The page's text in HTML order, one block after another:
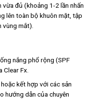
vừa đủ (khoảng 1-2 lần nhấn
lên toàn bộ khuôn mặt, tập
vùng mắt).
nắng phổ rộng (SPF
Clear Fx.
kết hợp với các sản
hướng dẫn của chuyên